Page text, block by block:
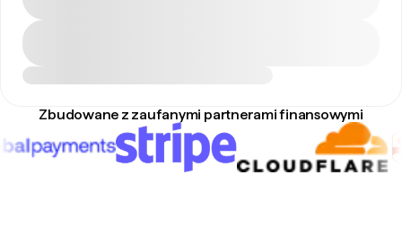
Zbudowane z zaufanymi partnerami finansowymi